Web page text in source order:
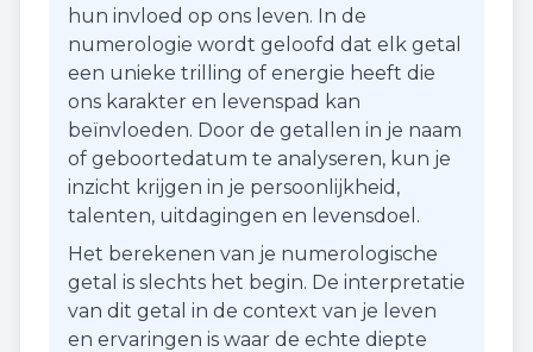
hun invloed op ons leven. In de
numerologie wordt geloofd dat elk getal
een unieke trilling of energie heeft die
ons karakter en levenspad kan
beïnvloeden. Door de getallen in je naam
of geboortedatum te analyseren, kun je
inzicht krijgen in je persoonlijkheid,
talenten, uitdagingen en levensdoel.
Het berekenen van je numerologische
getal is slechts het begin. De interpretatie
van dit getal in de context van je leven
en ervaringen is waar de echte diepte